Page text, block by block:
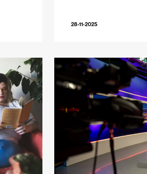
28-11-2025